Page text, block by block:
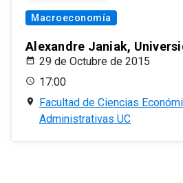
Macroeconomía
Alexandre Janiak,
29 de Octubre de 2015
17:00
Facultad de Ciencias
Administrativas UC